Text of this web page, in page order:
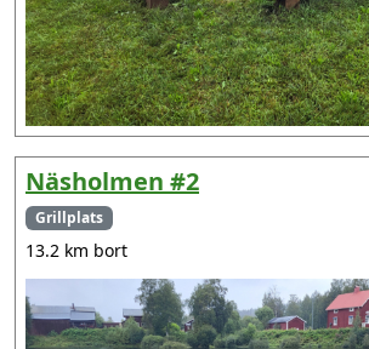
Näsholmen #2
Grillplats
13.2 km bort